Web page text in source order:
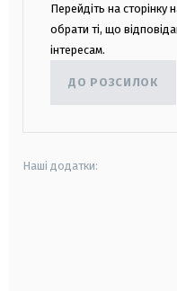
Перейдіть на
обрати ті, що
інтересам.
ДО РОЗСИЛОК
Наші додатки: